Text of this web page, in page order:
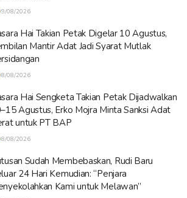
08/2026
Hai Takian Petak Digelar 10 Agustus,
Mantir Adat Jadi Syarat Mutlak
08/2026
Hai Sengketa Takian Petak Dijadwalkan
Agustus, Erko Mojra Minta Sanksi Adat
untuk PT BAP
08/2026
Sudah Membebaskan, Rudi Baru
24 Hari Kemudian: “Penjara
Kami untuk Melawan”